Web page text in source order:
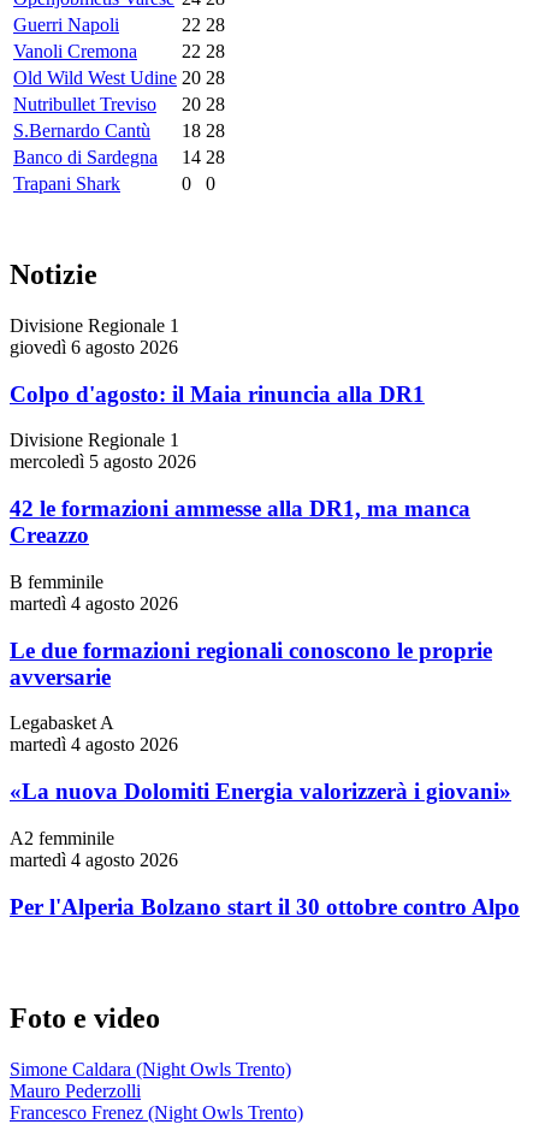
Guerri Napoli
22 28
Vanoli Cremona
22 28
Old Wild West Udine 20 28
Nutribullet Treviso
20 28
S.Bernardo Cantù
18 28
Banco di Sardegna
14 28
Trapani Shark
0 0
Notizie
Divisione Regionale 1
giovedì 6 agosto 2026
Colpo d'agosto: il Maia rinuncia alla DR1
Divisione Regionale 1
mercoledì 5 agosto 2026
42 le formazioni ammesse alla DR1, ma manca
Creazzo
B femminile
martedì 4 agosto 2026
Le due formazioni regionali conoscono le proprie
avversarie
Legabasket A
martedì 4 agosto 2026
«La nuova Dolomiti Energia valorizzerà i giovani»
A2 femminile
martedì 4 agosto 2026
Per l'Alperia Bolzano start il 30 ottobre contro Alpo
Foto e video
Simone Caldara (Night Owls Trento)
Mauro Pederzolli
Francesco Frenez (Night Owls Trento)